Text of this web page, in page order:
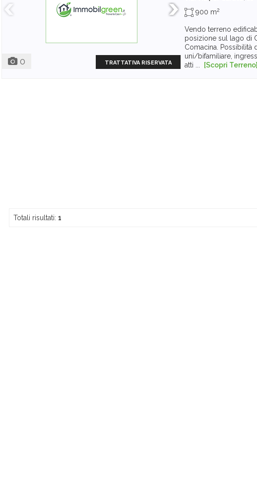
0 TRATTATIVA RISERVATA
900 m2
Vendo terreno
posizione sul lago di
Comacina. Possibilità
uni/bifamiliare,
atti ...
[Scopri Terreno]
Totali risultati: 1